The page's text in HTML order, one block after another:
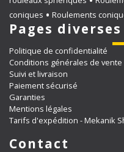
coniques
Roulements
Pages diverses
Politique de confidentialité
Conditions générales de vente
Suivi et livraison
Paiement sécurisé
Garanties
Mentions légales
Tarifs d'expédition - Mekanik
Contact